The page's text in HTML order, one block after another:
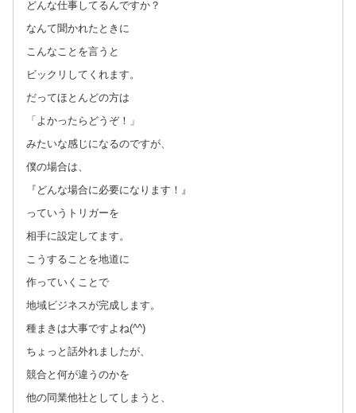
どんな仕事してるんですか？
なんて聞かれたときに
こんなことを言うと
ビックリしてくれます。
だってほとんどの方は
「よかったらどうぞ！」
みたいな感じになるのですが、
僕の場合は、
『どんな場合に必要になります！』
っていうトリガーを
相手に設定してます。
こうすることを地道に
作っていくことで
地域ビジネスが完成します。
種まきは大事ですよね(^^)
ちょっと話外れましたが、
競合と何が違うのかを
他の同業他社としてしまうと、